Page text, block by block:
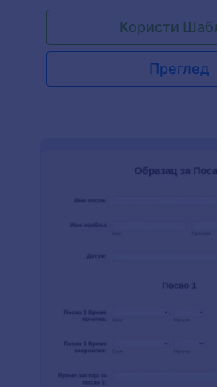
контролну листу за своје
ставке, пројекте и радње чим
контролну листу могу
руководиоци производње и
одржавања. Користећи наш
Образаца да би направио
професионалнији изглед. Ако
синхронизујеш пријаве
Jotform има више од 100
Такође, користећи Jotform
пријавама у покрету.
Користи
Преглед